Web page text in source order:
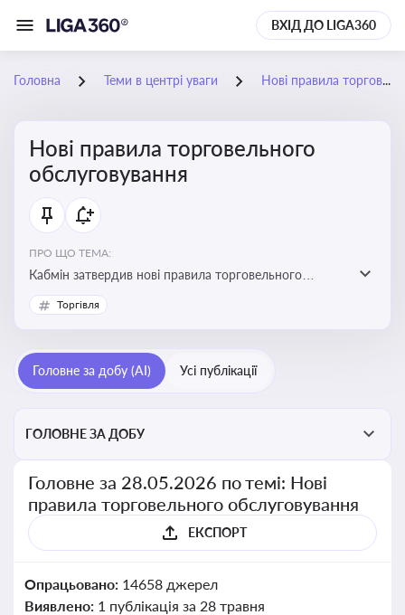
ВХІД ДО LIGA360
Головна Теми в центрі уваги Нові правила торговельного обслуговування
Нові правила торговельного
обслуговування
ПРО ЩО ТЕМА:
Кабмін затвердив нові правила торговельного
обслуговування населення, що посилює захист
споживача
Торгівля
Головне за добу (AI) Усі публікації
ГОЛОВНЕ ЗА ДОБУ
Головне за 28.05.2026 по темі: Нові
правила торговельного обслуговування
ЕКСПОРТ
Опрацьовано: 14658 джерел
Виявлено: 1 публікація за 28 травня